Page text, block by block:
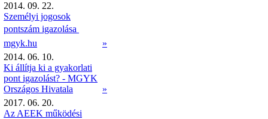
2014. 09. 22.
Személyi jogosok
pontszám igazolása 
mgyk.hu
»
2014. 06. 10.
Ki állítja ki a gyakorlati
pont igazolást? - MGYK
Országos Hivatala
»
2017. 06. 20.
Az AEEK működési